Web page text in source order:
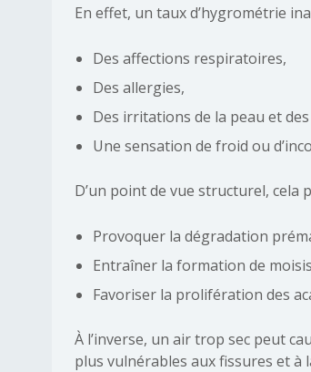
En effet, un taux d’hygrométrie
Des affections respiratoires,
Des allergies,
Des irritations de la peau et
Une sensation de froid ou
D’un point de vue structurel, cela
Provoquer la dégradation
Entraîner la formation de
Favoriser la prolifération des
À l’inverse, un air trop sec peut
plus vulnérables aux fissures et à